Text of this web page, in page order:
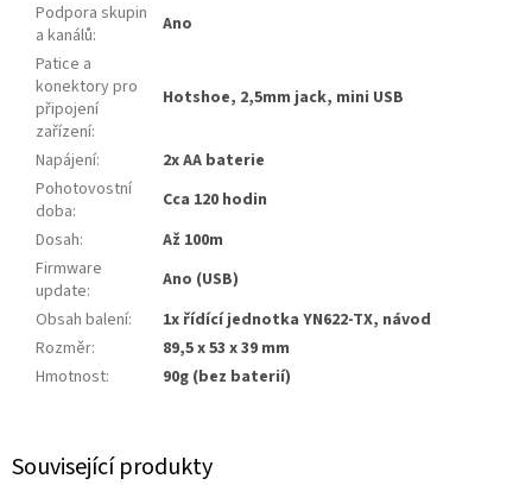
Související produkty
Podpora skupin
a kanálů:
Ano
Patice a
konektory pro
připojení
zařízení:
Hotshoe, 2,5mm jack, mini USB
Napájení:
2x AA baterie
Pohotovostní
doba:
Cca 120 hodin
Dosah:
Až 100m
Firmware
update:
Ano (USB)
Obsah balení:
1x řídící jednotka YN622-TX, návod
Rozměr:
89,5 x 53 x 39 mm
Hmotnost: 90g (bez baterií)